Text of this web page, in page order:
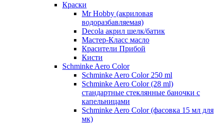
Краски
Mr Hobby (акриловая
водоразбавляемая)
Decola акрил шелк/батик
Мастер-Класс масло
Красители Прибой
Кисти
Schminke Aero Color
Schminke Aero Color 250 ml
Schminke Aero Color (28 ml)
стандартные стеклянные баночки с
капельницами
Schminke Aero Color (фасовка 15 мл для
мк)